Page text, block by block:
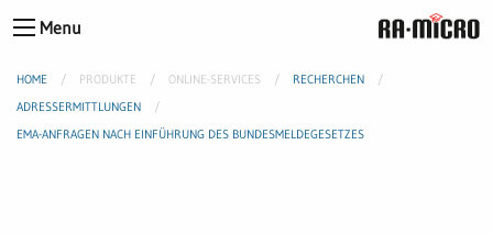
Menu
HOME PRODUKTE ONLINE-SERVICES
RECHERCHEN
ADRESSERMITTLUNGEN
EMA-ANFRAGEN NACH EINFÜHRUNG DES BUNDESMELDEGESETZES